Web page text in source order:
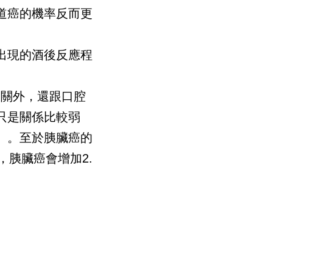
癌的機率反而更
現的酒後反應程
外，還跟口腔
是關係比較弱
。至於胰臟癌的
胰臟癌會增加2.